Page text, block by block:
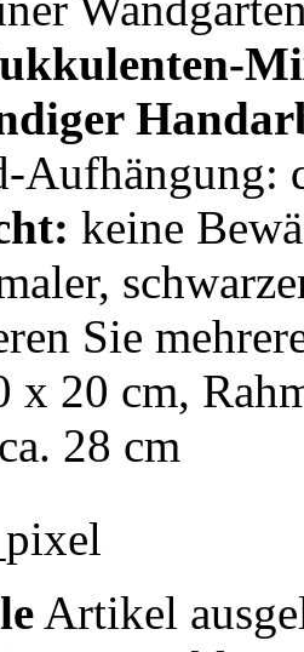
Aufhängung:
keine
Sie
x 20 cm,
28 cm
Artikel